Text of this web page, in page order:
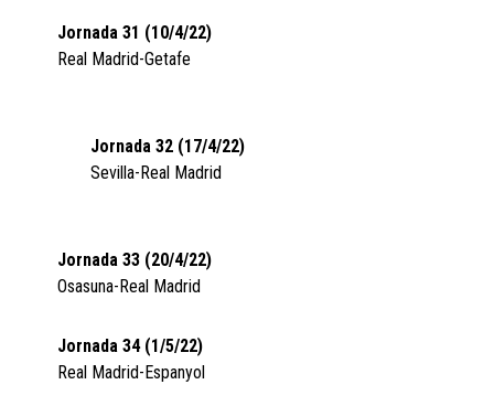
Jornada 31 (10/4/22)
Real Madrid-Getafe
Jornada 32 (17/4/22)
Sevilla-Real Madrid
Jornada 33 (20/4/22)
Osasuna-Real Madrid
Jornada 34 (1/5/22)
Real Madrid-Espanyol